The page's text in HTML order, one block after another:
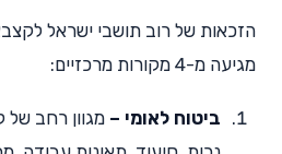
הזכאות של רוב תושבי ישראל
מגיעה מ-4 מקורות מרכזיים:
ביטוח לאומי – מגוון רחב של